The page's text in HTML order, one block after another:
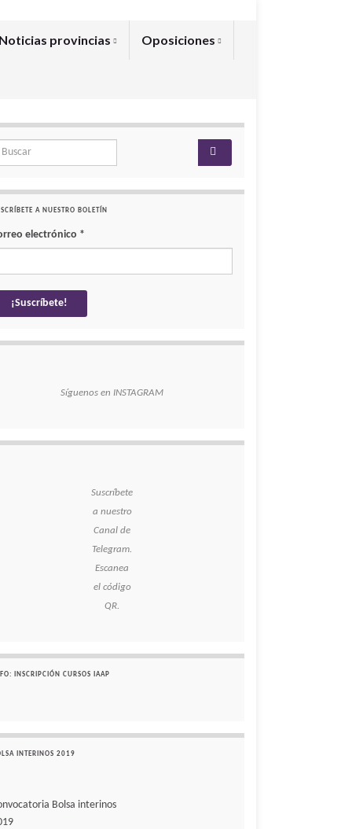
Noticias provincias Oposiciones
for:
A NUESTRO BOLETÍN
electrónico *
Síguenos en INSTAGRAM
Suscríbete
a nuestro
Canal de
Telegram.
Escanea
el código
QR.
INSCRIPCIÓN CURSOS IAAP
INTERINOS 2019
Bolsa interinos